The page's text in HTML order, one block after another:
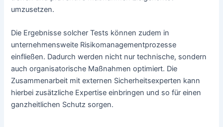
umzusetzen.
Die Ergebnisse solcher Tests können zudem in
unternehmensweite Risikomanagementprozesse
einfließen. Dadurch werden nicht nur technische, sondern
auch organisatorische Maßnahmen optimiert. Die
Zusammenarbeit mit externen Sicherheitsexperten kann
hierbei zusätzliche Expertise einbringen und so für einen
ganzheitlichen Schutz sorgen.